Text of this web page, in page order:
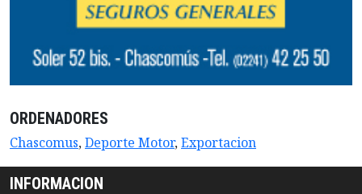
ORDENADORES
Chascomus,Deporte Motor,Exportacion
INFORMACION